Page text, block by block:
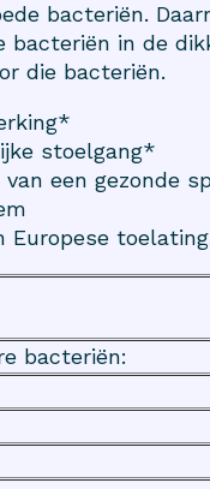
bacteriën.
bacteriën in de
die bacteriën.
stoelgang*
een gezonde
Europese
bacteriën: